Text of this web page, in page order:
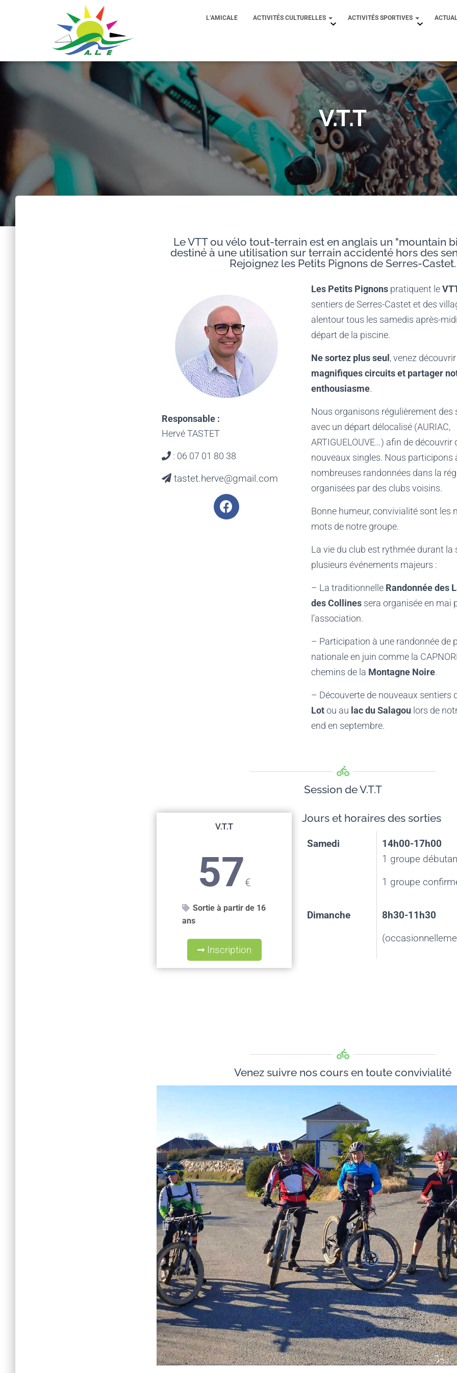
L’AMICALE ACTIVITÉS CULTURELLES ACTIVITÉS SPORTIVES
V.T.T
Le VTT ou vélo tout-terrain est en anglais un "mountain
destiné à une utilisation sur terrain accidenté hors des
Rejoignez les Petits Pignons de Serres-Castet.
Responsable :
Hervé TASTET
: 06 07 01 80 38
tastet.herve@gmail.com
Les Petits Pignons pratiquent le
sentiers de Serres-Castet et des
alentour tous les samedis après-
départ de la piscine.
Ne sortez plus seul , venez
magnifiques circuits et partager
enthousiasme.
Nous organisons régulièrement des
avec un départ délocalisé (AURIAC,
ARTIGUELOUVE…) afin de découvrir
nouveaux singles. Nous participons
nombreuses randonnées dans la
organisées par des clubs voisins.
Bonne humeur, convivialité sont les
mots de notre groupe.
La vie du club est rythmée durant la
plusieurs événements majeurs :
– La traditionnelle Randonnée des
des Collines sera organisée en mai
l’association.
– Participation à une randonnée de
nationale en juin comme la
chemins de la Montagne Noire.
– Découverte de nouveaux sentiers
Lotou au lac du Salagou lors de
end en septembre.
Session de V.T.T
V.T.T
57€
Sortie à partir de 16
ans
Inscription
Jours et horaires des sorties
Samedi
14h00-17h00
1 groupe
1 groupe
Dimanche
8h30-11h30
Venez suivre nos cours en toute convivialité